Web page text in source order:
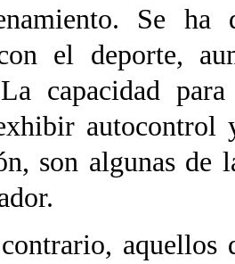
Se
el deporte,
capacidad
autocontrol
son algunas de
aquellos